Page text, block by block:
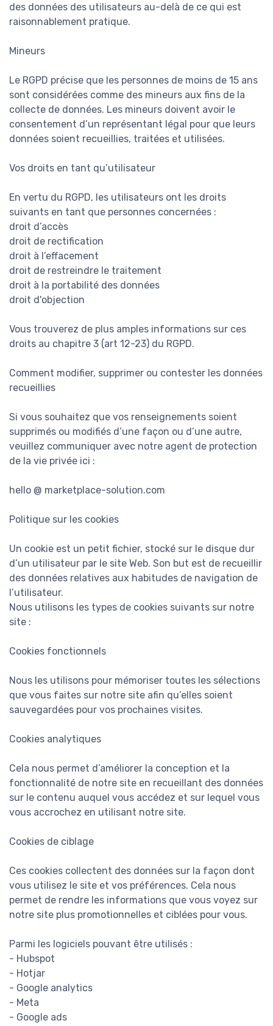
des données des utilisateurs au-delà de ce qui est
raisonnablement pratique.
Mineurs
Le RGPD précise que les personnes de moins de 15 ans
sont considérées comme des mineurs aux fins de la
collecte de données. Les mineurs doivent avoir le
consentement d’un représentant légal pour que leurs
données soient recueillies, traitées et utilisées.
Vos droits en tant qu’utilisateur
En vertu du RGPD, les utilisateurs ont les droits
suivants en tant que personnes concernées :
droit d’accès
droit de rectification
droit à l’effacement
droit de restreindre le traitement
droit à la portabilité des données
droit d'objection
Vous trouverez de plus amples informations sur ces
droits au chapitre 3 (art 12-23) du RGPD.
Comment modifier, supprimer ou contester les données
recueillies
Si vous souhaitez que vos renseignements soient
supprimés ou modifiés d’une façon ou d’une autre,
veuillez communiquer avec notre agent de protection
de la vie privée ici :
hello @ marketplace-solution.com
Politique sur les cookies
Un cookie est un petit fichier, stocké sur le disque dur
d’un utilisateur par le site Web. Son but est de recueillir
des données relatives aux habitudes de navigation de
l’utilisateur.
Nous utilisons les types de cookies suivants sur notre
site :
Cookies fonctionnels
Nous les utilisons pour mémoriser toutes les sélections
que vous faites sur notre site afin qu’elles soient
sauvegardées pour vos prochaines visites.
Cookies analytiques
Cela nous permet d’améliorer la conception et la
fonctionnalité de notre site en recueillant des données
sur le contenu auquel vous accédez et sur lequel vous
vous accrochez en utilisant notre site.
Cookies de ciblage
Ces cookies collectent des données sur la façon dont
vous utilisez le site et vos préférences. Cela nous
permet de rendre les informations que vous voyez sur
notre site plus promotionnelles et ciblées pour vous.
Parmi les logiciels pouvant être utilisés :
- Hubspot
- Hotjar
- Google analytics
- Meta
- Google ads